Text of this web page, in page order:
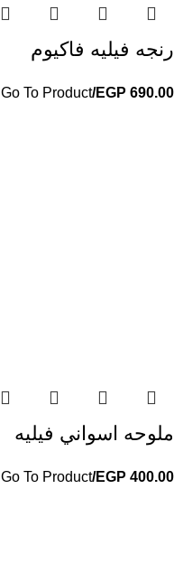
رنجه فيليه فاكيوم
EGP 690.00
/kg
Go To Product
ملوحه اسواني فيليه
EGP 400.00
/kg
Go To Product